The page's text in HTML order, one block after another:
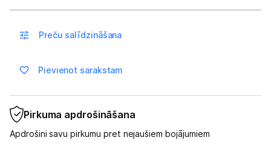
Preču salīdzināšana
Pievienot sarakstam
Pirkuma apdrošināšana
Apdrošini savu pirkumu pret nejaušiem bojājumiem